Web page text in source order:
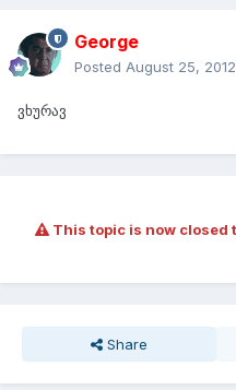
George
Posted August 25, 2012
ვხურავ
This topic is now closed
Share